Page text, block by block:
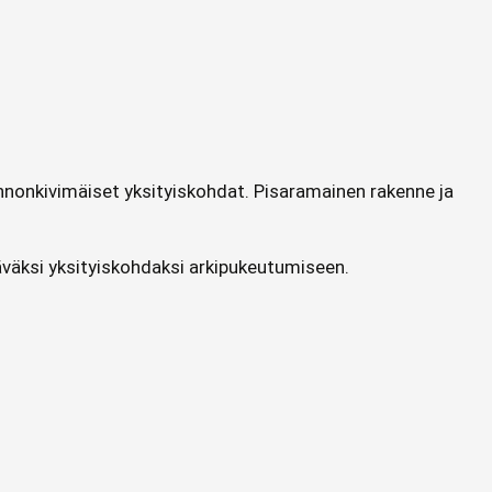
yksityiskohdat. Pisaramainen rakenne ja
yksityiskohdaksi arkipukeutumiseen.